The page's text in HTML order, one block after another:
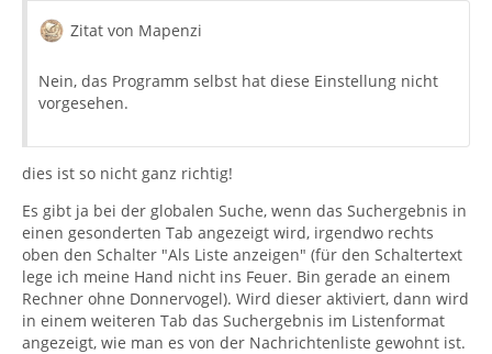
Zitat von Mapenzi
Nein, das Programm selbst hat diese Einstellung nicht
vorgesehen.
dies ist so nicht ganz richtig!
Es gibt ja bei der globalen Suche, wenn das Suchergebnis in
einen gesonderten Tab angezeigt wird, irgendwo rechts
oben den Schalter "Als Liste anzeigen" (für den Schaltertext
lege ich meine Hand nicht ins Feuer. Bin gerade an einem
Rechner ohne Donnervogel). Wird dieser aktiviert, dann wird
in einem weiteren Tab das Suchergebnis im Listenformat
angezeigt, wie man es von der Nachrichtenliste gewohnt ist.